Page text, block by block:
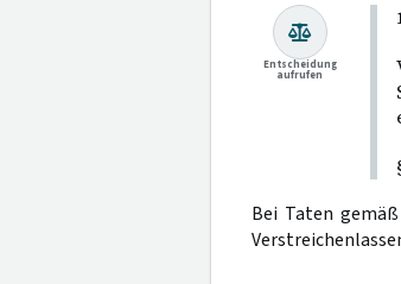
Entscheidung
aufrufen
Bei Taten